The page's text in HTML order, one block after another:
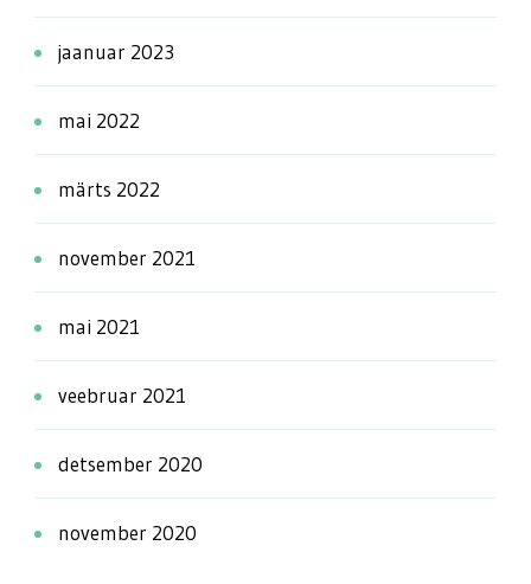
jaanuar 2023
mai 2022
märts 2022
november 2021
mai 2021
veebruar 2021
detsember 2020
november 2020